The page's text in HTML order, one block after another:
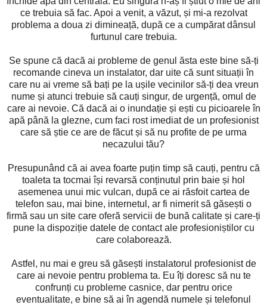
ce trebuia să fac. Apoi a venit, a văzut, și mi-a rezolvat
problema a doua zi dimineață, după ce a cumpărat dânsul
furtunul care trebuia.
Se spune că dacă ai probleme de genul ăsta este bine să-ți
recomande cineva un instalator, dar uite că sunt situații în
care nu ai vreme să bați pe la ușile vecinilor să-ți dea vreun
nume și atunci trebuie să cauți singur, de urgență, omul de
care ai nevoie. Că dacă ai o inundație și ești cu picioarele în
apă până la glezne, cum faci rost imediat de un profesionist
care să știe ce are de făcut și să nu profite de pe urma
necazului tău?
Presupunând că ai avea foarte puțin timp să cauți, pentru că
toaleta ta tocmai își revarsă conținutul prin baie și hol
asemenea unui mic vulcan, după ce ai răsfoit cartea de
telefon sau, mai bine, internetul, ar fi nimerit să găsești o
firmă sau un site care oferă servicii de bună calitate și care-ți
pune la dispoziție datele de contact ale profesioniștilor cu
care colaborează.
Astfel, nu mai e greu să găsești instalatorul profesionist de
care ai nevoie pentru problema ta. Eu îți doresc să nu te
confrunți cu probleme casnice, dar pentru orice
eventualitate, e bine să ai în agendă numele și telefonul